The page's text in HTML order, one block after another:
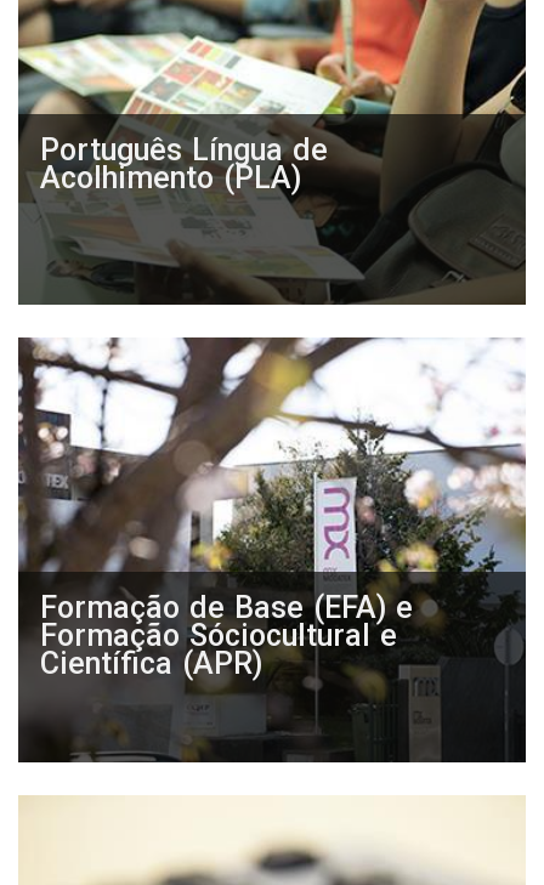
Português Língua de
Acolhimento (PLA)
Formação de Base (EFA) e
Formação Sóciocultural e
Científica (APR)